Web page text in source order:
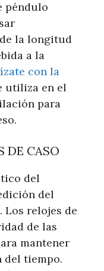
péndulo
la longitud
a la
con la
utiliza en el
para
DE CASO
del
del
Los relojes de
de las
mantener
del tiempo.